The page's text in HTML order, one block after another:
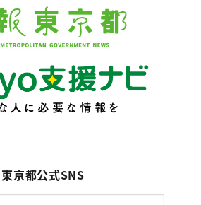
東京都公式SNS